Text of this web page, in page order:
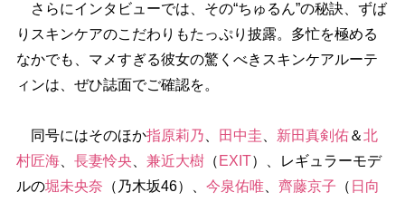
さらにインタビューでは、その“ちゅるん”の秘訣、ずば
りスキンケアのこだわりもたっぷり披露。多忙を極める
なかでも、マメすぎる彼女の驚くべきスキンケアルーテ
ィンは、ぜひ誌面でご確認を。
同号にはそのほか指原莉乃 田中圭 新田真剣佑＆北
村匠海、 長妻怜央 兼近大樹（ EXIT）、レギュラーモデ
ルの堀未央奈 （乃木坂46）、 今泉佑唯、 齊藤京子 （ 日向